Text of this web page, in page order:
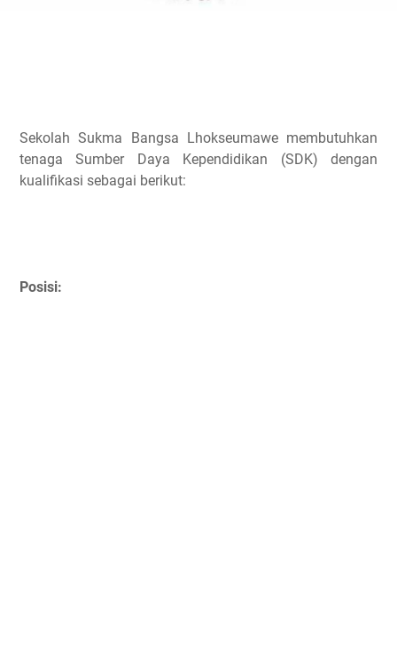
Sekolah Sukma Bangsa Lhokseumawe membutuhkan
tenaga Sumber Daya Kependidikan (SDK) dengan
kualifikasi sebagai berikut:
Posisi: